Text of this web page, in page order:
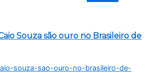
Souza são ouro no Brasileiro de